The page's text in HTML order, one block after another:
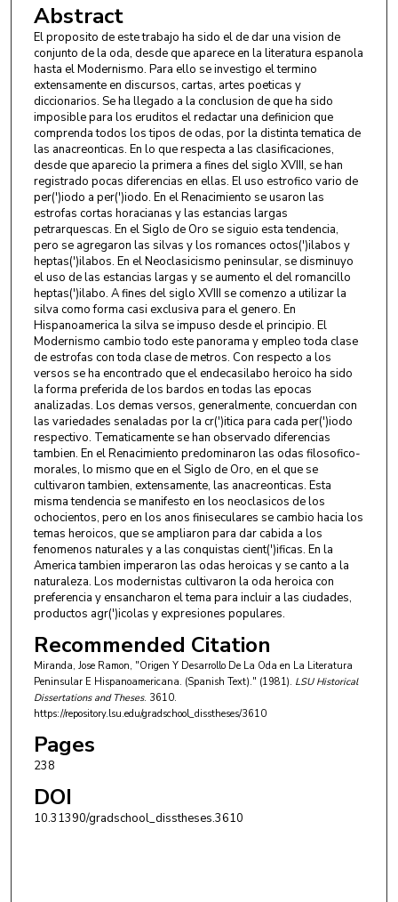
Abstract
El proposito de este trabajo ha sido el de dar una vision de
conjunto de la oda, desde que aparece en la literatura espanola
hasta el Modernismo. Para ello se investigo el termino
extensamente en discursos, cartas, artes poeticas y
diccionarios. Se ha llegado a la conclusion de que ha sido
imposible para los eruditos el redactar una definicion que
comprenda todos los tipos de odas, por la distinta tematica de
las anacreonticas. En lo que respecta a las clasificaciones,
desde que aparecio la primera a fines del siglo XVIII, se han
registrado pocas diferencias en ellas. El uso estrofico vario de
per(')iodo a per(')iodo. En el Renacimiento se usaron las
estrofas cortas horacianas y las estancias largas
petrarquescas. En el Siglo de Oro se siguio esta tendencia,
pero se agregaron las silvas y los romances octos(')ilabos y
heptas(')ilabos. En el Neoclasicismo peninsular, se disminuyo
el uso de las estancias largas y se aumento el del romancillo
heptas(')ilabo. A fines del siglo XVIII se comenzo a utilizar la
silva como forma casi exclusiva para el genero. En
Hispanoamerica la silva se impuso desde el principio. El
Modernismo cambio todo este panorama y empleo toda clase
de estrofas con toda clase de metros. Con respecto a los
versos se ha encontrado que el endecasilabo heroico ha sido
la forma preferida de los bardos en todas las epocas
analizadas. Los demas versos, generalmente, concuerdan con
las variedades senaladas por la cr(')itica para cada per(')iodo
respectivo. Tematicamente se han observado diferencias
tambien. En el Renacimiento predominaron las odas filosofico-
morales, lo mismo que en el Siglo de Oro, en el que se
cultivaron tambien, extensamente, las anacreonticas. Esta
misma tendencia se manifesto en los neoclasicos de los
ochocientos, pero en los anos finiseculares se cambio hacia los
temas heroicos, que se ampliaron para dar cabida a los
fenomenos naturales y a las conquistas cient(')ificas. En la
America tambien imperaron las odas heroicas y se canto a la
naturaleza. Los modernistas cultivaron la oda heroica con
preferencia y ensancharon el tema para incluir a las ciudades,
productos agr(')icolas y expresiones populares.
Recommended Citation
Miranda, Jose Ramon, "Origen Y Desarrollo De La Oda en La Literatura
Peninsular E Hispanoamericana. (Spanish Text)." (1981). LSU Historical
Dissertations and Theses. 3610.
https://repository.lsu.edu/gradschool_disstheses/3610
Pages
238
DOI
10.31390/gradschool_disstheses.3610